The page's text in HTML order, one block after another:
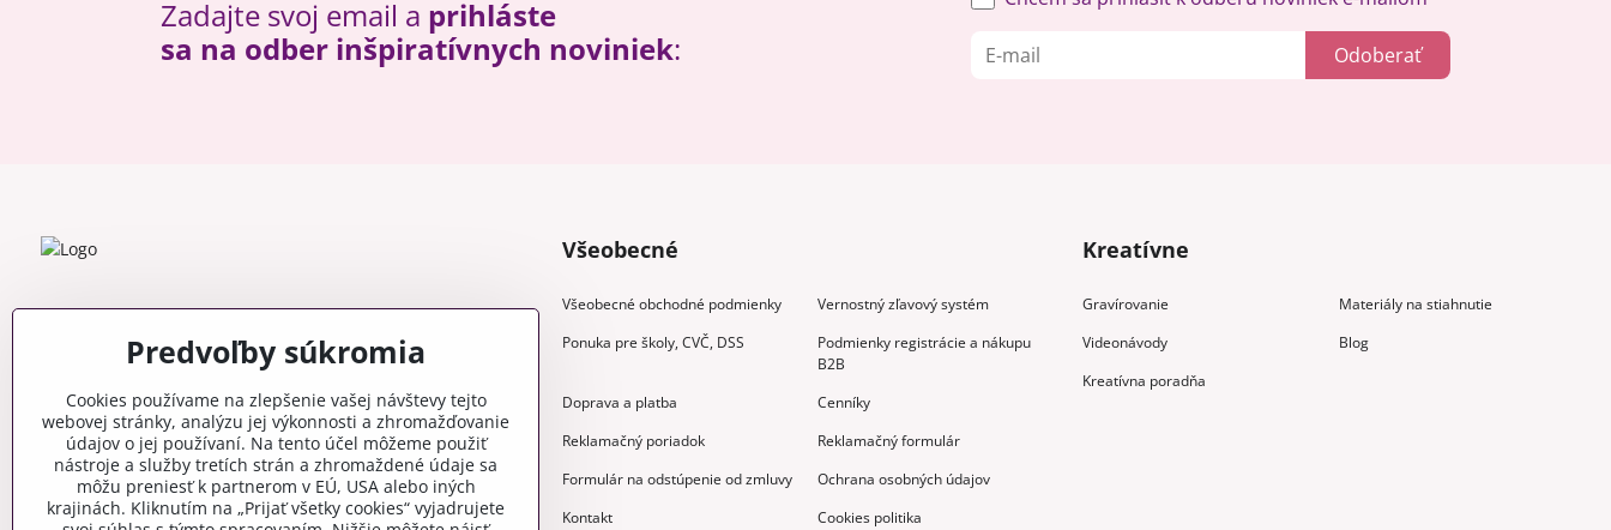
Zadajte svoj email a prihláste
sa na odber inšpiratívnych noviniek: Odoberať
Všeobecné
Všeobecné obchodné podmienky
Vernostný zľavový systém
Ponuka pre školy, CVČ, DSS
Podmienky registrácie a nákupu
B2B
Doprava a platba
Cenníky
Reklamačný poriadok
Reklamačný formulár
Formulár na odstúpenie od zmluvy
Ochrana osobných údajov
Kontakt
Cookies politika
Kreatívne
Gravírovanie
Materiály na stiahnutie
Videonávody
Blog
Kreatívna poradňa
Predvoľby súkromia
Cookies používame na zlepšenie vašej návštevy tejto
webovej stránky, analýzu jej výkonnosti a zhromažďovanie
údajov o jej používaní. Na tento účel môžeme použiť
nástroje a služby tretích strán a zhromaždené údaje sa
môžu preniesť k partnerom v EÚ, USA alebo iných
krajinách. Kliknutím na „Prijať všetky cookies“ vyjadrujete